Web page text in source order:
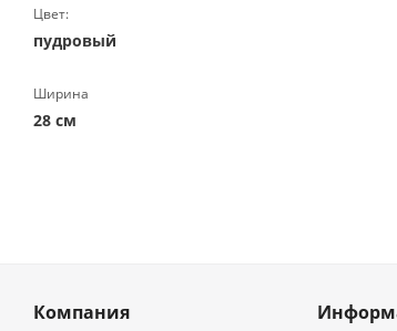
Цвет:
пудровый
Ширина
28 см
Компания